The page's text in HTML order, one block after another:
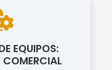
EQUIPOS: